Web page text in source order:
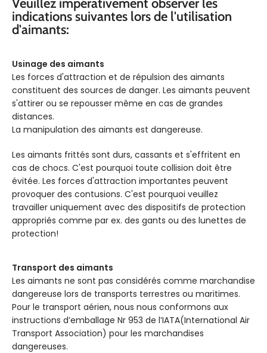
indications suivantes lors de l'utilisation
d'aimants:
Usinage des aimants
Les forces d'attraction et de répulsion des aimants
constituent des sources de danger. Les aimants peuvent
s'attirer ou se repousser même en cas de grandes
distances.
La manipulation des aimants est dangereuse.
Les aimants frittés sont durs, cassants et s'effritent en
cas de chocs. C'est pourquoi toute collision doit être
évitée. Les forces d'attraction importantes peuvent
provoquer des contusions. C'est pourquoi veuillez
travailler uniquement avec des dispositifs de protection
appropriés comme par ex. des gants ou des lunettes de
protection!
Transport des aimants
Les aimants ne sont pas considérés comme marchandise
dangereuse lors de transports terrestres ou maritimes.
Pour le transport aérien, nous nous conformons aux
instructions d’emballage Nr 953 de l’IATA(International Air
Transport Association) pour les marchandises
dangereuses.